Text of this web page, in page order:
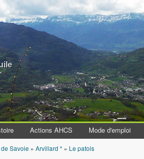
Aller au contenu principal
Actions AHCS Mode d'emploi
Savoie » Arvillard * » Le patois